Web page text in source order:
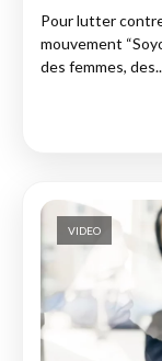
Pour lutter
mouvement
des femmes,
VIDEO